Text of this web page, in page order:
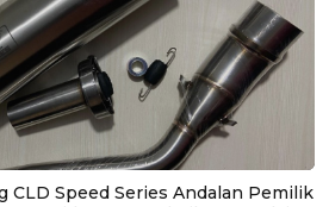
CLD Speed Series Andalan Pemilik